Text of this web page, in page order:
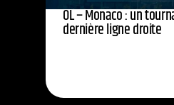
OL – Monaco : un
dernière ligne droite